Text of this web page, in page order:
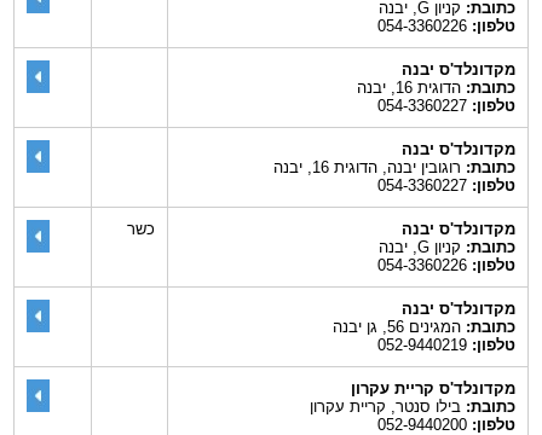
כתובת:קניון G, יבנה
טלפון:054-3360226
מקדונלד'ס יבנה
כתובת:הדוגית 16, יבנה
טלפון:054-3360227
מקדונלד'ס יבנה
כתובת:רוגובין יבנה, הדוגית 16, יבנה
טלפון:054-3360227
מקדונלד'ס יבנה
כתובת:קניון G, יבנה
טלפון:054-3360226
כשר
מקדונלד'ס יבנה
כתובת:המגינים 56, גן יבנה
טלפון:052-9440219
מקדונלד'ס קריית עקרון
כתובת:בילו סנטר, קריית עקרון
טלפון:052-9440200